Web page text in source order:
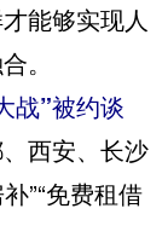
能够实现人
。
”被约谈
西安、长沙
”“免费租借